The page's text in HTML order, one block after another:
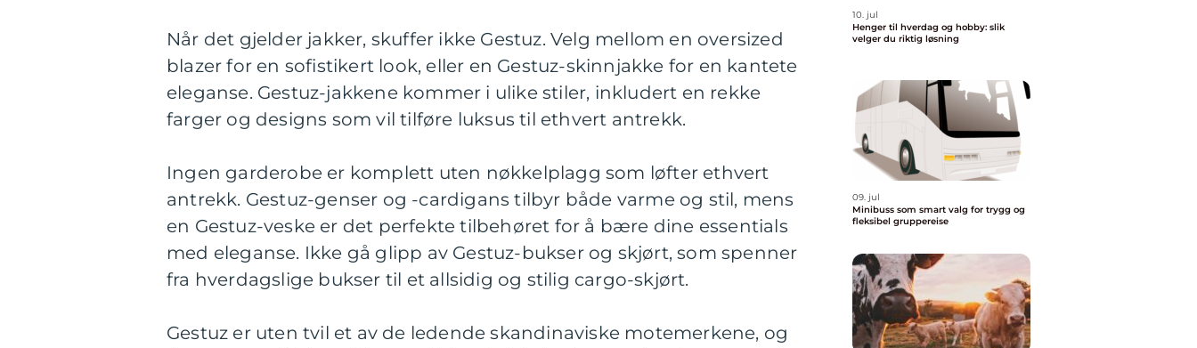
Når det gjelder jakker, skuffer ikke Gestuz. Velg mellom en oversized
blazer for en sofistikert look, eller en Gestuz-skinnjakke for en kantete
eleganse. Gestuz-jakkene kommer i ulike stiler, inkludert en rekke
farger og designs som vil tilføre luksus til ethvert antrekk.
Ingen garderobe er komplett uten nøkkelplagg som løfter ethvert
antrekk. Gestuz-genser og -cardigans tilbyr både varme og stil, mens
en Gestuz-veske er det perfekte tilbehøret for å bære dine essentials
med eleganse. Ikke gå glipp av Gestuz-bukser og skjørt, som spenner
fra hverdagslige bukser til et allsidig og stilig cargo-skjørt.
Gestuz er uten tvil et av de ledende skandinaviske motemerkene, og
10. jul
Henger til hverdag og hobby: slik
velger du riktig løsning
09. jul
Minibuss som smart valg for trygg og
fleksibel gruppereise